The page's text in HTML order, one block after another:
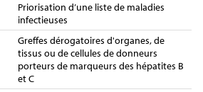
Priorisation d’une liste de maladies
infectieuses
Greffes dérogatoires d'organes, de
tissus ou de cellules de donneurs
porteurs de marqueurs des hépatites B
et C